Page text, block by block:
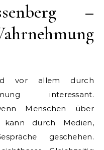
–
vor allem durch
interessant.
Menschen über
kann durch Medien,
geschehen.